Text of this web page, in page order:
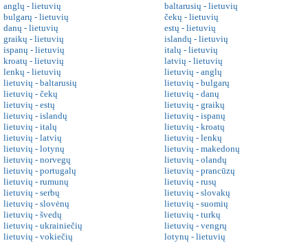
anglų - lietuvių
baltarusių - lietuvių
bulgarų - lietuvių
čekų - lietuvių
danų - lietuvių
estų - lietuvių
graikų - lietuvių
islandų - lietuvių
ispanų - lietuvių
italų - lietuvių
kroatų - lietuvių
latvių - lietuvių
lenkų - lietuvių
lietuvių - anglų
lietuvių - baltarusių
lietuvių - bulgarų
lietuvių - čekų
lietuvių - danų
lietuvių - estų
lietuvių - graikų
lietuvių - islandų
lietuvių - ispanų
lietuvių - italų
lietuvių - kroatų
lietuvių - latvių
lietuvių - lenkų
lietuvių - lotynų
lietuvių - makedonų
lietuvių - norvegų
lietuvių - olandų
lietuvių - portugalų
lietuvių - prancūzų
lietuvių - rumunų
lietuvių - rusų
lietuvių - serbų
lietuvių - slovakų
lietuvių - slovėnų
lietuvių - suomių
lietuvių - švedų
lietuvių - turkų
lietuvių - ukrainiečių
lietuvių - vengrų
lietuvių - vokiečių
lotynų - lietuvių